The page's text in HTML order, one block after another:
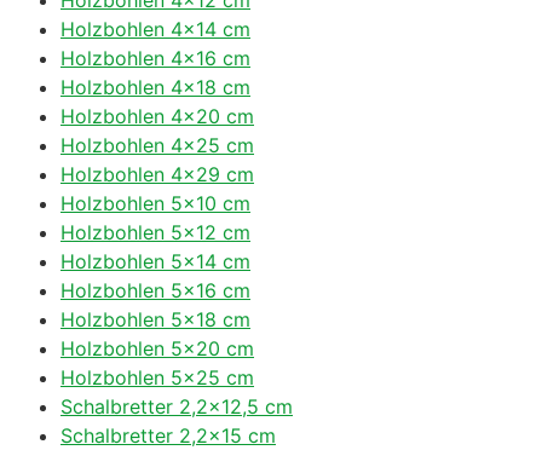
Holzbohlen 4×14 cm
Holzbohlen 4×16 cm
Holzbohlen 4×18 cm
Holzbohlen 4×20 cm
Holzbohlen 4×25 cm
Holzbohlen 4×29 cm
Holzbohlen 5×10 cm
Holzbohlen 5×12 cm
Holzbohlen 5×14 cm
Holzbohlen 5×16 cm
Holzbohlen 5×18 cm
Holzbohlen 5×20 cm
Holzbohlen 5×25 cm
Schalbretter 2,2×12,5 cm
Schalbretter 2,2×15 cm